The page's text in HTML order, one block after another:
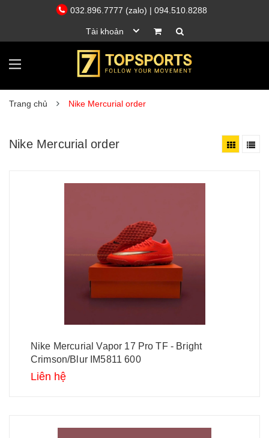
032.896.7777 (zalo) | 094.510.8288
Tài khoản
Trang chủ Nike Mercurial order
Nike Mercurial order
Nike Mercurial Vapor 17 Pro TF - Bright
Crimson/Blur IM5811 600
Liên hệ